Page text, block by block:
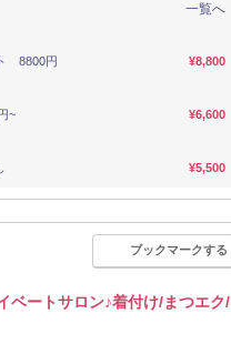
一覧へ
8800円 ¥8,800
~ ¥6,600
¥5,500
ブックマークする
ートサロン♪着付け/まつエク/